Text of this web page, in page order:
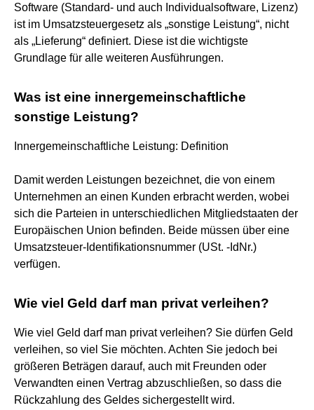
Software (Standard- und auch Individualsoftware, Lizenz)
ist im Umsatzsteuergesetz als „sonstige Leistung“, nicht
als „Lieferung“ definiert. Diese ist die wichtigste
Grundlage für alle weiteren Ausführungen.
Was ist eine innergemeinschaftliche
sonstige Leistung?
Innergemeinschaftliche Leistung: Definition
Damit werden Leistungen bezeichnet, die von einem
Unternehmen an einen Kunden erbracht werden, wobei
sich die Parteien in unterschiedlichen Mitgliedstaaten der
Europäischen Union befinden. Beide müssen über eine
Umsatzsteuer-Identifikationsnummer (USt. -IdNr.)
verfügen.
Wie viel Geld darf man privat verleihen?
Wie viel Geld darf man privat verleihen? Sie dürfen Geld
verleihen, so viel Sie möchten. Achten Sie jedoch bei
größeren Beträgen darauf, auch mit Freunden oder
Verwandten einen Vertrag abzuschließen, so dass die
Rückzahlung des Geldes sichergestellt wird.